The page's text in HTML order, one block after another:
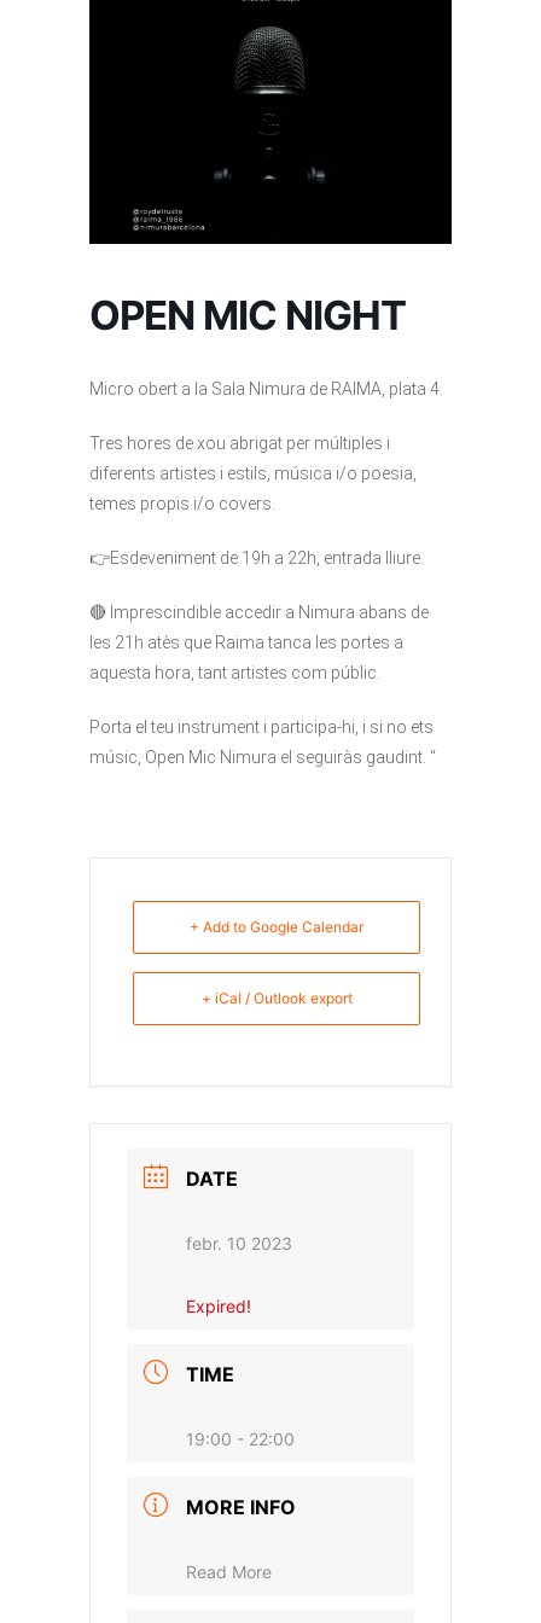
OPEN MIC NIGHT
Micro obert a la Sala Nimura de RAIMA, plata 4.
Tres hores de xou abrigat per múltiples i
diferents artistes i estils, música i/o poesia,
temes propis i/o covers.
👉Esdeveniment de 19h a 22h, entrada lliure.
🔴 Imprescindible accedir a Nimura abans de
les 21h atès que Raima tanca les portes a
aquesta hora, tant artistes com públic.
Porta el teu instrument i participa-hi, i si no ets
músic, Open Mic Nimura el seguiràs gaudint. “
+ Add to Google Calendar
+ iCal / Outlook export
DATE
febr. 10 2023
Expired!
TIME
19:00 - 22:00
MORE INFO
Read More